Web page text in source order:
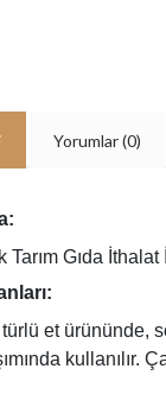
Yorumlar(0)
Tarım Gıda
et ürününde,
kullanılır.